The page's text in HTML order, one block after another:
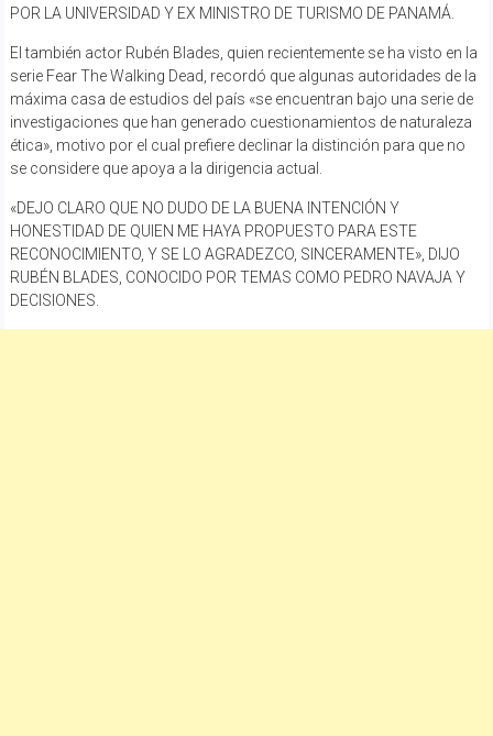
POR LA UNIVERSIDAD Y EX MINISTRO DE TURISMO DE PANAMÁ.
El también actor Rubén Blades, quien recientemente se ha visto en la
serie Fear The Walking Dead, recordó que algunas autoridades de la
máxima casa de estudios del país «se encuentran bajo una serie de
investigaciones que han generado cuestionamientos de naturaleza
ética», motivo por el cual prefiere declinar la distinción para que no
se considere que apoya a la dirigencia actual.
«DEJO CLARO QUE NO DUDO DE LA BUENA INTENCIÓN Y
HONESTIDAD DE QUIEN ME HAYA PROPUESTO PARA ESTE
RECONOCIMIENTO, Y SE LO AGRADEZCO, SINCERAMENTE», DIJO
RUBÉN BLADES, CONOCIDO POR TEMAS COMO PEDRO NAVAJA Y
DECISIONES.